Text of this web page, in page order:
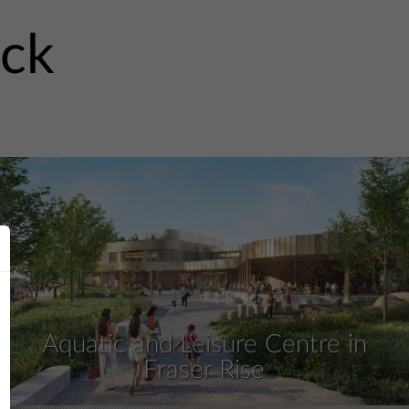
Aquatic and Leisure Centre in
Fraser Rise